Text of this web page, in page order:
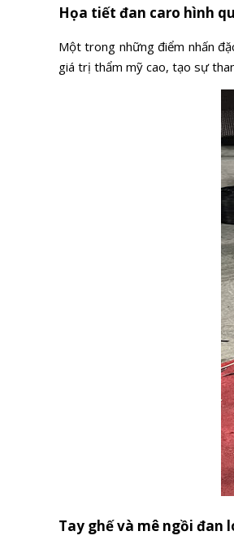
Họa tiết đan caro hình
Một trong những điểm nhấn
giá trị thẩm mỹ cao, tạo sự
Tay ghế và mê ngồi đan